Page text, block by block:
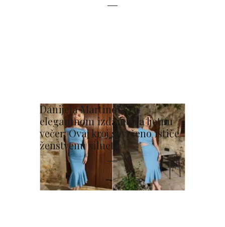
Danijela Martinović u
elegantnom izdanju za ljetnu
večer: Ovaj kroj savršeno ističe
ženstvenu siluetu